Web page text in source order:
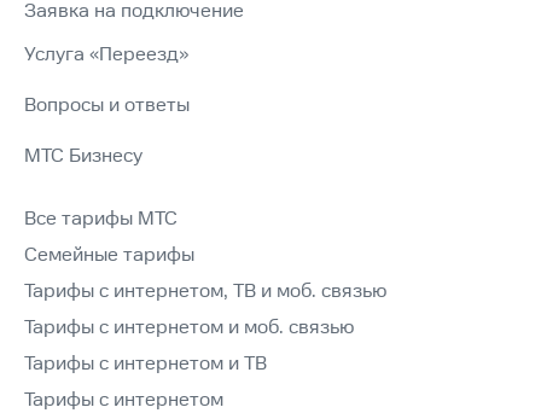
Заявка на подключение
Услуга «Переезд»
Вопросы и ответы
МТС Бизнесу
Все тарифы МТС
Семейные тарифы
Тарифы с интернетом, ТВ и моб. связью
Тарифы с интернетом и моб. связью
Тарифы с интернетом и ТВ
Тарифы с интернетом